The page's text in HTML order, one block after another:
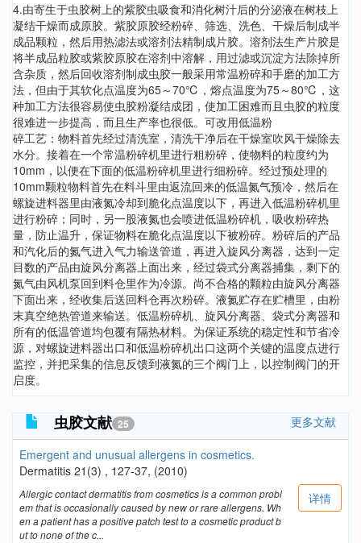
4.由寄生于虫胶树上的紫胶虫吸食和消化树汁后的分泌液在树枝上
凝结干燥而成原胶。紫胶原胶经粉碎、筛选、洗色、干燥后制成半
成品颗粒，然后用热滤法或溶剂法精制成片胶。溶剂法生产片胶是
将半成品粒胶或紫胶原胶在溶剂中溶解，用过滤或沉淀方法除掉所
含杂质，然后回收溶剂制成虫胶一般采用常温粉碎和手磨的加工方
法，但由于其软化点温度为65～70℃，熔点温度为75～80℃，这
种加工方法很容易使虫胶粉凝结成团，使加工困难而且虫胶的粒度
很难进一步提高，而且生产率也很低。可改用低温粉
碎工艺：物料首先经过清洗室，清洗干净后在干燥室吹风干燥除去
水分。接着在一个常温粉碎机里进行粗粉碎，使物料的粒度约为
10mm，以便在下面的低温粉碎机里进行细粉碎。经过预处理的
10mm颗粒物料首先在料斗里由返流回来的低温氮气预冷，然后在
螺旋进料器里由液氮冷却到脆化点温度以下，再进入低温粉碎机里
进行粉碎；同时，另一股液氮也会喷进低温粉碎机，吸收粉碎热
量，防止温升，保证物料在脆化点温度以下被粉碎。粉碎后的产品
和汽化后的氮气进入气力输送管道，再进入旋风分离器，达到一定
目数的产品由旋风分离器上面出来，经过袋式分离器捕集，剩下的
氮气由风机泵回到料仓里作为冷源。尚不合格的颗粒由旋风分离器
下面出来，经收集后送回料仓再次粉碎。液氮贮存在贮槽里，由粉
末真空绝热管道来输送。低温粉碎机、旋风分离器、袋式分离器和
所有的低温管道均包覆有隔热材料。为保证系统的稳定性和节省冷
源，对螺旋进料器出口和低温粉碎机出口这两个关键的温度点进行
监控，并把采集的信息反馈到液氮的三个阀门上，以控制阀门的开
启度。
虫胶文献 25 更多文献
Emergent and unusual allergens in cosmetics.
Dermatitis 21(3) , 127-37, (2010)
Allergic contact dermatitis from cosmetics is a common probl
em that is occasionally caused by new or rare allergens. Wh
en a patient has a positive patch test to a cosmetic product b
ut to none of the c...
详情